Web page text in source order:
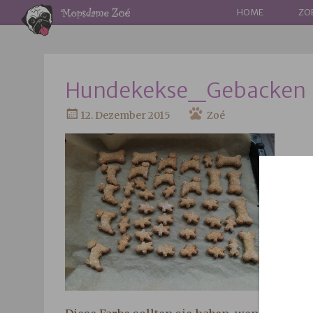
WEITER
HOME
Hundekekse_Gebacken
12. Dezember 2015 Zoé